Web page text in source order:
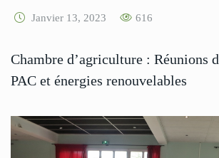
Janvier 13, 2023 616
Chambre d’agriculture : Réunions
PAC et énergies renouvelables